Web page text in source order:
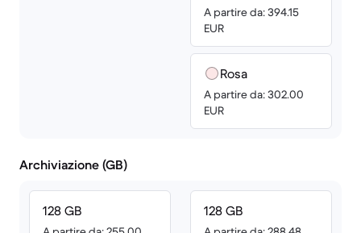
A partire da: 394.15
EUR
Rosa
A partire da: 302.00
EUR
Archiviazione (GB)
128 GB 128 GB